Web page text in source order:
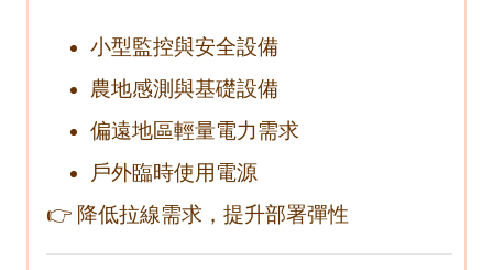
小型監控與安全設備
農地感測與基礎設備
偏遠地區輕量電力需求
戶外臨時使用電源
👉 降低拉線需求，提升部署彈性